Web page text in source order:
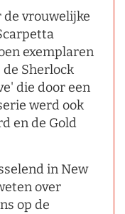
de vrouwelijke
exemplaren
de Sherlock
die door een
werd ook
en de Gold
in New
over
op de